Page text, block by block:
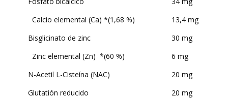
Calcio elemental (Ca) *(1,68 %)
13,4 mg
Bisglicinato de zinc
30 mg
Zinc elemental (Zn) *(60 %)
6 mg
N-Acetil L-Cisteína (NAC)
20 mg
Glutatión reducido
20 mg